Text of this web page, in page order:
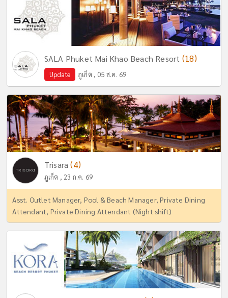
SALA Phuket Mai Khao Beach Resort (18)
Update ภูเก็ต , 05 ส.ค. 69
Trisara(4)
ภูเก็ต , 23 ก.ค. 69
Asst. Outlet Manager, Pool & Beach Manager, Private Dining
Attendant, Private Dining Attendant (Night shift)